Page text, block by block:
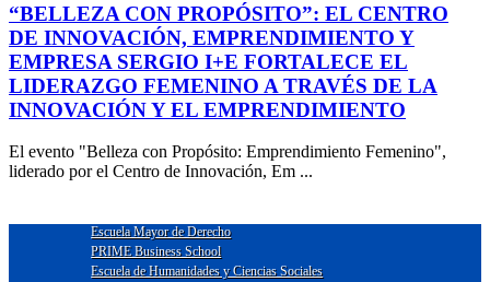
“BELLEZA CON PROPÓSITO”: EL CENTRO
DE INNOVACIÓN, EMPRENDIMIENTO Y
EMPRESA SERGIO I+E FORTALECE EL
LIDERAZGO FEMENINO A TRAVÉS DE LA
INNOVACIÓN Y EL EMPRENDIMIENTO
El evento "Belleza con Propósito: Emprendimiento Femenino",
liderado por el Centro de Innovación, Em ...
Escuela Mayor de Derecho
PRIME Business School
Escuela de Humanidades y Ciencias Sociales